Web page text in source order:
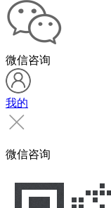
微信咨询
我的
微信咨询